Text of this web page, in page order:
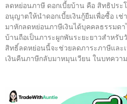
ลดหย่อนภาษี ดอกเบี้ยบ้าน คือ สิทธิประ
อนุญาตให้นำดอกเบี้ยเงินกู้ยืมเพื่อซื้อ เ
มาหักลดหย่อนภาษีเงินได้บุคคลธรรมด
บ้านถือเป็นภาระผูกพันระยะยาวสำหรับ
สิทธิ์ลดหย่อนนี้จะช่วยลดภาระภาษีและ
เงินคืนภาษีกลับมาหมุนเวียน ในบทคว